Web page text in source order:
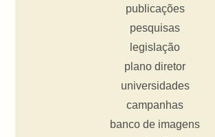
publicações
pesquisas
legislação
plano diretor
universidades
campanhas
banco de imagens